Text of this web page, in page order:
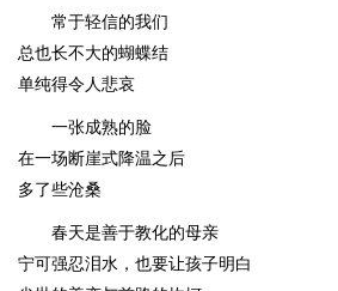
常于轻信的我们
总也长不大的蝴蝶结
单纯得令人悲哀
一张成熟的脸
在一场断崖式降温之后
多了些沧桑
春天是善于教化的母亲
宁可强忍泪水，也要让孩子明白